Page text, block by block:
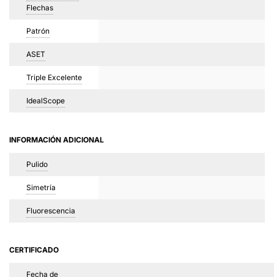
Flechas
Patrón
ASET
Triple Excelente
IdealScope
INFORMACIÓN ADICIONAL
Pulido
Simetría
Fluorescencia
CERTIFICADO
Fecha de